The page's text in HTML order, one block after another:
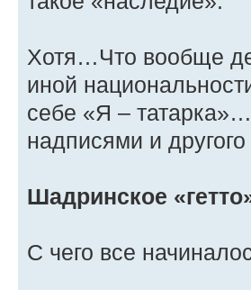
Хотя…Что вообще
иной
себе «Я –
надписями и
Шадринское
С чего все